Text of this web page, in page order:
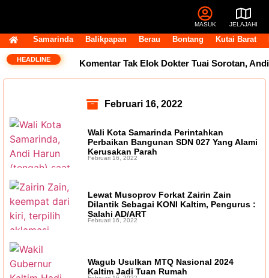
MASUK JELAJAHI
Samarinda Balikpapan Berau Bontang Kutai Barat
HEADLINE Komentar Tak Elok Dokter Tuai Sorotan, Andi
Usai Terpilih Aklamasi, Andi Satya Pasang
Target Golkar Kuasai DPRD Samarinda
Golkar Samarinda Segera Punya Nahkoda
Komentar Pegawai RSUD IA Moeis Tuai
Dana Transfer Rp2,5 Triliun Masih Tertahan,
Februari 16, 2022
Wali Kota Samarinda Perintahkan
Perbaikan Bangunan SDN 027 Yang Alami
Kerusakan Parah
Februari 16, 2022
Lewat Musoprov Forkat Zairin Zain
Dilantik Sebagai KONI Kaltim, Pengurus :
Salahi AD/ART
Februari 16, 2022
Wagub Usulkan MTQ Nasional 2024
Kaltim Jadi Tuan Rumah